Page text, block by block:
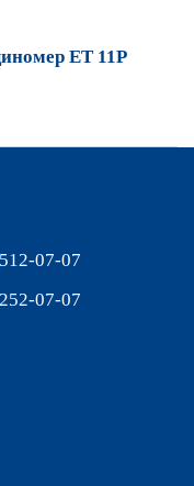
ET 11P
07-07
07-07